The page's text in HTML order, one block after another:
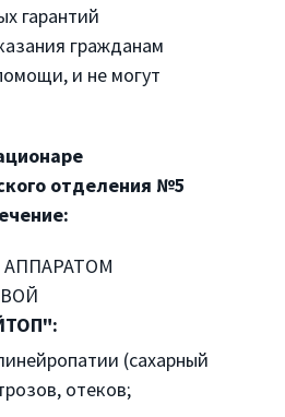
гарантий
гражданам
и не могут
отделения №5
":
(сахарный
отеков;